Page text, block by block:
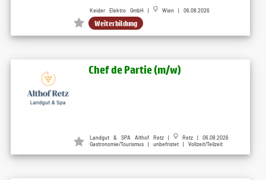
Keider Elektro GmbH | Wien | 06.08.2026
Weiterbildung
Chef de Partie (m/w)
Landgut & SPA Althof Retz |
Retz | 06.08.2026
Gastronomie/Tourismus | unbefristet | Vollzeit/Teilzeit